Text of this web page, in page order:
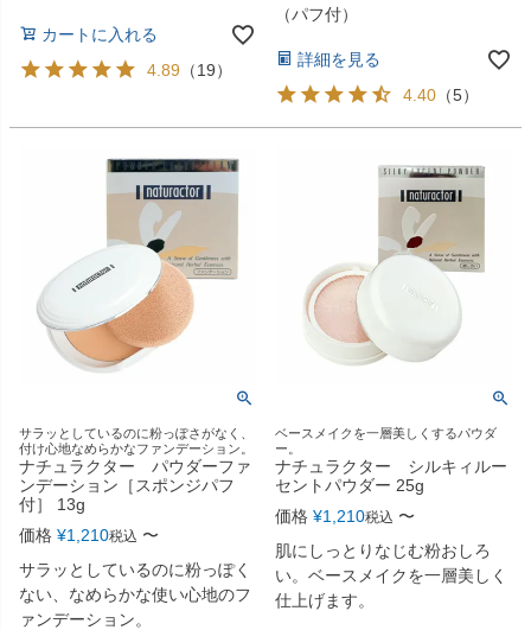
カートに入れる
4.89 （19）
（パフ付）
詳細を見る
4.40 （5）
サラッとしているのに粉っぽさがなく、
付け心地なめらかなファンデーション。
ナチュラクター パウダーファ
ンデーション［スポンジパフ
付］ 13g
価格 ¥1,210税込 〜
サラッとしているのに粉っぽく
ない、なめらかな使い心地のフ
ァンデーション。
ベースメイクを一層美しくするパウダ
ー。
ナチュラクター シルキィルー
セントパウダー 25g
価格 ¥1,210税込 〜
肌にしっとりなじむ粉おしろ
い。ベースメイクを一層美しく
仕上げます。